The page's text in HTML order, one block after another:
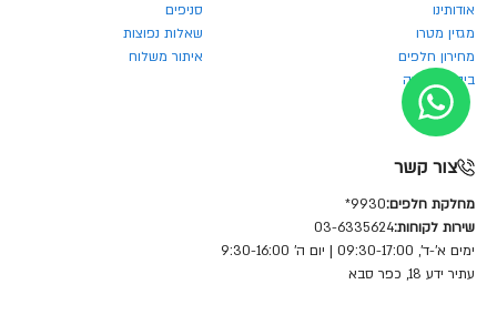
אודותינו
סניפים
מגזין מטרו
שאלות נפוצות
מחירון חלפים
איתור משלוח
ביטול הזמנה
צור קשר
מחלקת חלפים:9930*
שירות לקוחות:03-6335624
ימים א'-ד', 09:30-17:00 | יום ה' 9:30-16:00
עתיר ידע 18, כפר סבא